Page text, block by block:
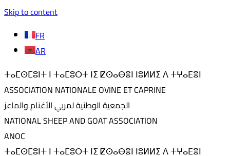
Skip to content
FR
AR
ⵜⴰⵎⵙⵎⵓⵏⵜ ⵏ ⵜⴰⵎⵓⵔⵜ ⵏⵉ ⵇⵙⴰⴱⴻⵏ ⵏⵓⵍⵍⵉ ⴷ ⵜⵖⴰⴹⴻⵏ
ASSOCIATION NATIONALE OVINE ET CAPRINE
الجمعية الوطنية لمربي الأغنام والماعز
NATIONAL SHEEP AND GOAT ASSOCIATION
ANOC
ⵜⴰⵎⵙⵎⵓⵏⵜ ⵏ ⵜⴰⵎⵓⵔⵜ ⵏⵉ ⵇⵙⴰⴱⴻⵏ ⵏⵓⵍⵍⵉ ⴷ ⵜⵖⴰⴹⴻⵏ